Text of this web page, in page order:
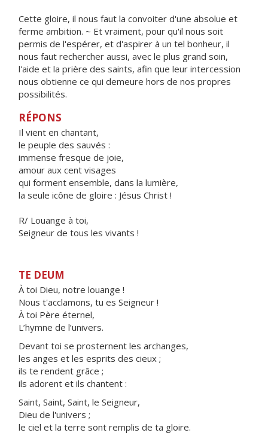
Cette gloire, il nous faut la convoiter d'une absolue et
ferme ambition. ~ Et vraiment, pour qu'il nous soit
permis de l'espérer, et d'aspirer à un tel bonheur, il
nous faut rechercher aussi, avec le plus grand soin,
l'aide et la prière des saints, afin que leur intercession
nous obtienne ce qui demeure hors de nos propres
possibilités.
RÉPONS
Il vient en chantant,
le peuple des sauvés :
immense fresque de joie,
amour aux cent visages
qui forment ensemble, dans la lumière,
la seule icône de gloire : Jésus Christ !
R/ Louange à toi,
Seigneur de tous les vivants !
TE DEUM
À toi Dieu, notre louange !
Nous t'acclamons, tu es Seigneur !
À toi Père éternel,
L’hymne de l’univers.
Devant toi se prosternent les archanges,
les anges et les esprits des cieux ;
ils te rendent grâce ;
ils adorent et ils chantent :
Saint, Saint, Saint, le Seigneur,
Dieu de l'univers ;
le ciel et la terre sont remplis de ta gloire.